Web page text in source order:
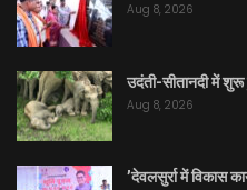
Aug 8, 2026
उदंती-सीतानदी में
Aug 8, 2026
’देवलसुर्रा में विकास